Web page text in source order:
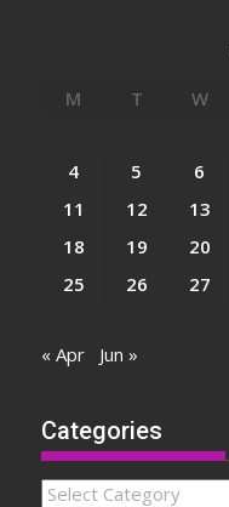
M T W
4
5 6
11
12 13
18
19 20
25
26 27
« Apr Jun »
Categories
Categories